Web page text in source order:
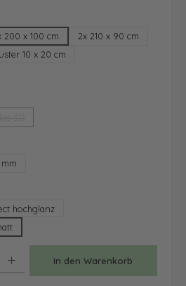
200 x 100 cm
2x 210 x 90 cm
10 x 20 cm
ist zurzeit nicht verfügbar.)
hochglanz
In den Warenkorb